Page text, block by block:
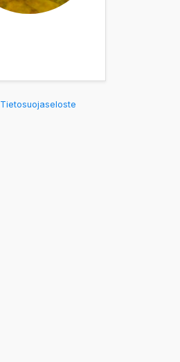
Tietosuojaseloste